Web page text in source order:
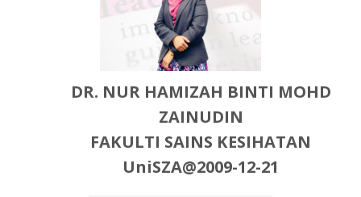
DR. NUR HAMIZAH BINTI MOHD
ZAINUDIN
FAKULTI SAINS KESIHATAN
UniSZA@2009-12-21